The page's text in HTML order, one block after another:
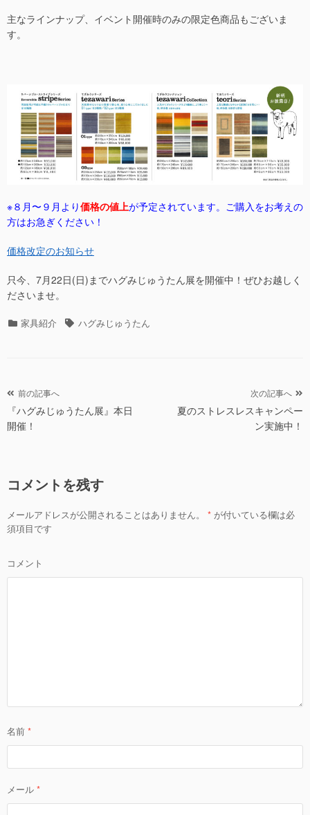
主なラインナップ、イベント開催時のみの限定色商品もございま
す。
※８月〜９月より価格の値上が予定されています。 ご購入をお考えの
方はお急ぎください！
価格改定のお知らせ
只今、7月22日(日)までハグみじゅうたん展を開催中！ぜひお越しく
ださいませ。
カ 家具紹介
タ ハグみじゅうたん
投
稿
ナ
ー
シ
ョ
前の記事へ
『ハグみじゅうたん展』本日
開催！
次の記事へ
夏のストレスレスキャンペー
ン実施中！
コメントを残す
メールアドレスが公開されることはありません。 * が付いている欄は必
須項目です
コメント
名前 *
メール *